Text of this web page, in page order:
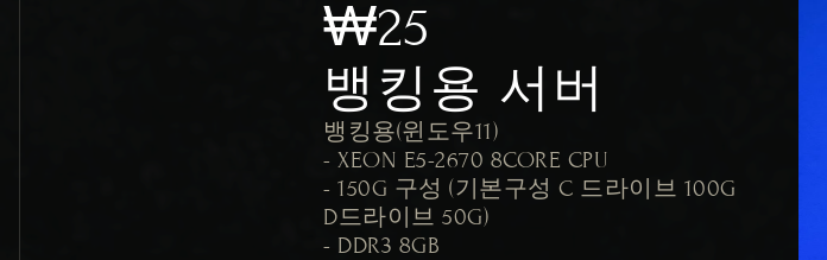
₩25
뱅킹용 서버
뱅킹용(윈도우11)
- XEON E5-2670 8CORE CPU
- 150G 구성 (기본구성 C 드라이브 100G
D드라이브 50G)
- DDR3 8GB